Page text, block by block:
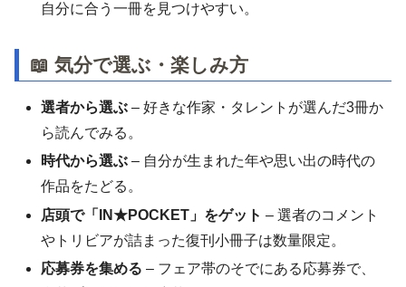
自分に合う一冊を見つけやすい。
📖 気分で選ぶ・楽しみ方
選者から選ぶ – 好きな作家・タレントが選んだ3冊か
ら読んでみる。
時代から選ぶ – 自分が生まれた年や思い出の時代の
作品をたどる。
店頭で「IN★POCKET」をゲット – 選者のコメント
やトリビアが詰まった復刊小冊子は数量限定。
応募券を集める – フェア帯のそでにある応募券で、